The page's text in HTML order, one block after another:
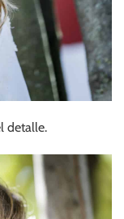
detalle.